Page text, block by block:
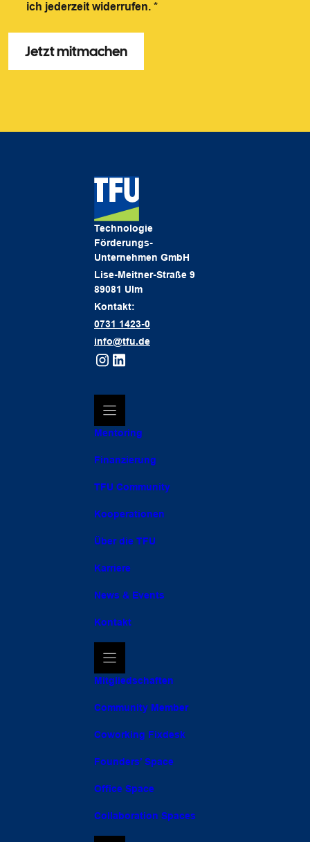
ich jederzeit widerrufen.*
Technologie
Förderungs-
Unternehmen GmbH
Lise-Meitner-Straße 9
89081 Ulm
Kontakt:
0731 1423-0
info@tfu.de
Mentoring
Finanzierung
TFU Community
Kooperationen
Über die TFU
Karriere
News & Events
Kontakt
Mitgliedschaften
Community Member
Coworking Fixdesk
Founders’ Space
Office Space
Collaboration Spaces